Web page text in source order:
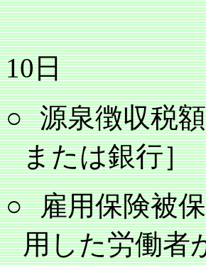
10日
○ 源泉徴収税
または銀行］
○ 雇用保険被
用した労働者